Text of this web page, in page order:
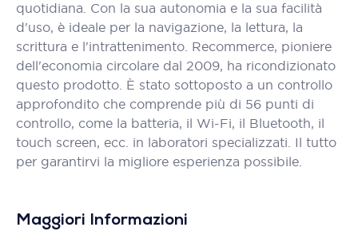
quotidiana. Con la sua autonomia e la sua facilità
d'uso, è ideale per la navigazione, la lettura, la
scrittura e l'intrattenimento. Recommerce, pioniere
dell'economia circolare dal 2009, ha ricondizionato
questo prodotto. È stato sottoposto a un controllo
approfondito che comprende più di 56 punti di
controllo, come la batteria, il Wi-Fi, il Bluetooth, il
touch screen, ecc. in laboratori specializzati. Il tutto
per garantirvi la migliore esperienza possibile.
Maggiori Informazioni